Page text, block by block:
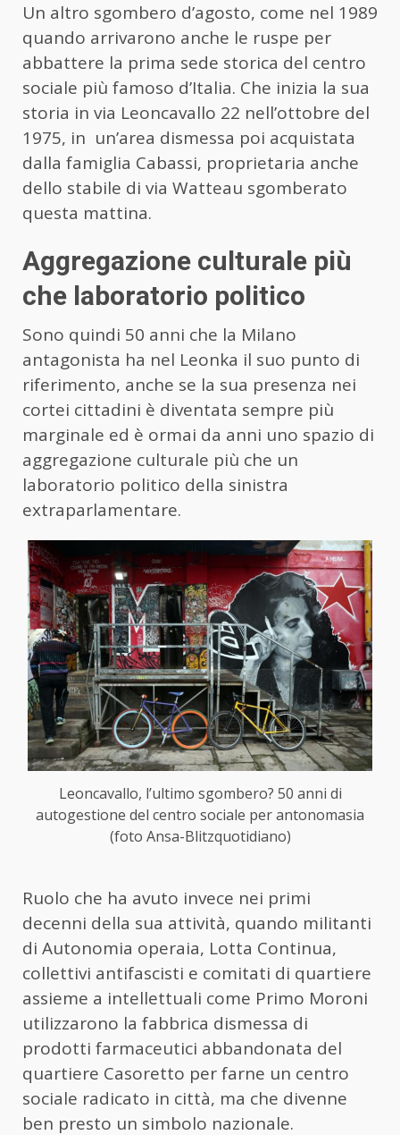
Un altro sgombero d’agosto, come nel 1989
quando arrivarono anche le ruspe per
abbattere la prima sede storica del centro
sociale più famoso d’Italia. Che inizia la sua
storia in via Leoncavallo 22 nell’ottobre del
1975, in un’area dismessa poi acquistata
dalla famiglia Cabassi, proprietaria anche
dello stabile di via Watteau sgomberato
questa mattina.
Aggregazione culturale più
che laboratorio politico
Sono quindi 50 anni che la Milano
antagonista ha nel Leonka il suo punto di
riferimento, anche se la sua presenza nei
cortei cittadini è diventata sempre più
marginale ed è ormai da anni uno spazio di
aggregazione culturale più che un
laboratorio politico della sinistra
extraparlamentare.
Leoncavallo, l’ultimo sgombero? 50 anni di
autogestione del centro sociale per antonomasia
(foto Ansa-Blitzquotidiano)
Ruolo che ha avuto invece nei primi
decenni della sua attività, quando militanti
di Autonomia operaia, Lotta Continua,
collettivi antifascisti e comitati di quartiere
assieme a intellettuali come Primo Moroni
utilizzarono la fabbrica dismessa di
prodotti farmaceutici abbandonata del
quartiere Casoretto per farne un centro
sociale radicato in città, ma che divenne
ben presto un simbolo nazionale.